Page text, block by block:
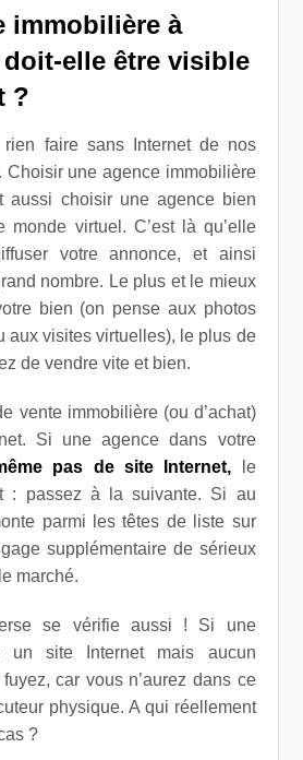
immobilière à
elle être visible
?
faire sans Internet de nos
Choisir une agence immobilière
aussi choisir une agence bien
monde virtuel. C’est là qu’elle
votre annonce, et ainsi
nombre. Le plus et le mieux
bien (on pense aux photos
aux visites virtuelles), le plus de
de vendre vite et bien.
vente immobilière (ou d’achat)
Si une agence dans votre
pas de site Internet, le
: passez à la suivante. Si au
parmi les têtes de liste sur
supplémentaire de sérieux
marché.
se vérifie aussi ! Si une
un site Internet mais aucun
car vous n’aurez dans ce
physique. A qui réellement
?